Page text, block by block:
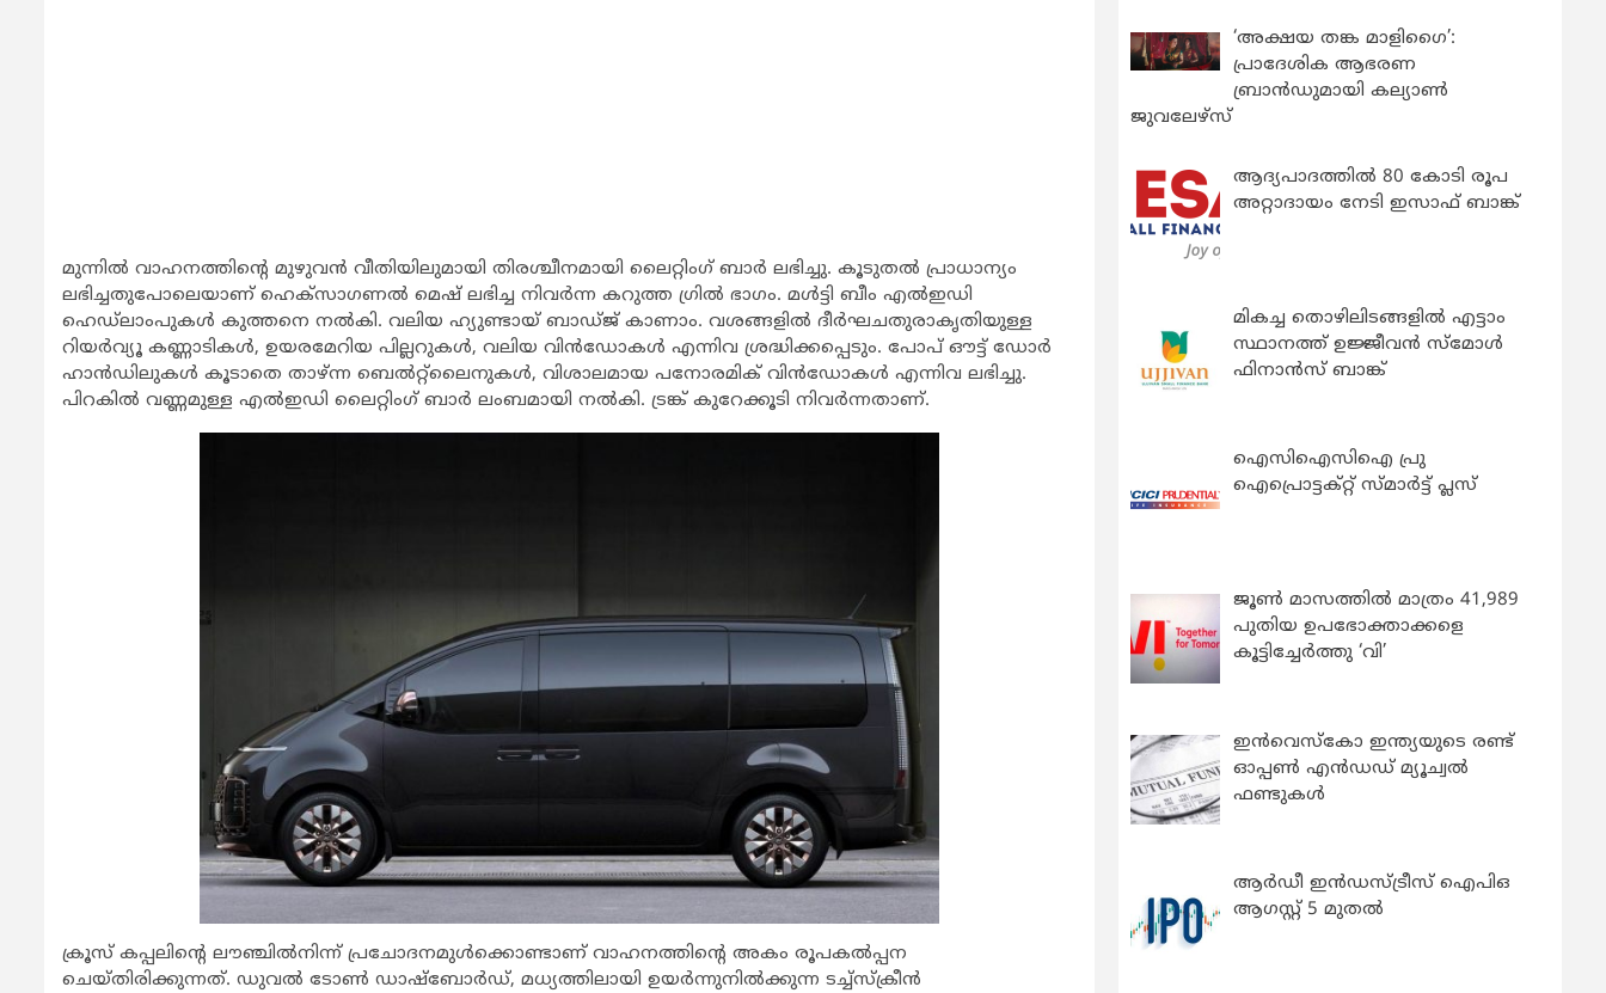
മുന്നില്‍ വാഹനത്തിന്റെ മുഴുവന്‍ വീതിയിലുമായി തിരശ്ചീനമായി ലൈറ്റിംഗ് ബാര്‍ ലഭിച്ചു. കൂടുതല്‍ പ്രാധാന്യം
ലഭിച്ചതുപോലെയാണ് ഹെക്‌സാഗണല്‍ മെഷ് ലഭിച്ച നിവര്‍ന്ന കറുത്ത ഗ്രില്‍ ഭാഗം. മള്‍ട്ടി ബീം എല്‍ഇഡി
ഹെഡ്‌ലാംപുകള്‍ കുത്തനെ നല്‍കി. വലിയ ഹ്യുണ്ടായ് ബാഡ്ജ് കാണാം. വശങ്ങളില്‍ ദീര്‍ഘചതുരാകൃതിയുള്ള
റിയര്‍വ്യൂ കണ്ണാടികള്‍, ഉയരമേറിയ പില്ലറുകള്‍, വലിയ വിന്‍ഡോകള്‍ എന്നിവ ശ്രദ്ധിക്കപ്പെടും. പോപ് ഔട്ട് ഡോര്‍
ഹാന്‍ഡിലുകള്‍ കൂടാതെ താഴ്ന്ന ബെല്‍റ്റ്‌ലൈനുകള്‍, വിശാലമായ പനോരമിക് വിന്‍ഡോകള്‍ എന്നിവ ലഭിച്ചു.
പിറകില്‍ വണ്ണമുള്ള എല്‍ഇഡി ലൈറ്റിംഗ് ബാര്‍ ലംബമായി നല്‍കി. ട്രങ്ക് കുറേക്കൂടി നിവര്‍ന്നതാണ്.
ക്രൂസ് കപ്പലിന്റെ ലൗഞ്ചില്‍നിന്ന് പ്രചോദനമുള്‍ക്കൊണ്ടാണ് വാഹനത്തിന്റെ അകം രൂപകല്‍പ്പന
ചെയ്തിരിക്കുന്നത്. ഡുവല്‍ ടോണ്‍ ഡാഷ്‌ബോര്‍ഡ്, മധ്യത്തിലായി ഉയര്‍ന്നുനില്‍ക്കുന്ന ടച്ച്‌സ്‌ക്രീന്‍
‘അക്ഷയ തങ്ക മാളിഗൈ’:
പ്രാദേശിക ആഭരണ
ബ്രാന്‍ഡുമായി കല്യാണ്‍
ജുവലേഴ്‌സ്
ആദ്യപാദത്തിൽ 80 കോടി രൂപ
അറ്റാദായം നേടി ഇസാഫ് ബാങ്ക്
മികച്ച തൊഴിലിടങ്ങളിൽ എട്ടാം
സ്ഥാനത്ത് ഉജ്ജീവൻ സ്മോൾ
ഫിനാൻസ് ബാങ്ക്
ഐസിഐസിഐ പ്രു
ഐപ്രൊട്ടക്റ്റ് സ്മാർട്ട് പ്ലസ്
ജൂൺ മാസത്തിൽ മാത്രം 41,989
പുതിയ ഉപഭോക്താക്കളെ
കൂട്ടിച്ചേർത്തു ‘വി’
ഇന്‍വെസ്കോ ഇന്ത്യയുടെ രണ്ട്
ഓപ്പണ്‍ എന്‍ഡഡ് മ്യൂച്വല്‍
ഫണ്ടുകള്‍
ആർഡീ ഇൻഡസ്ട്രീസ് ഐപിഒ
ആഗസ്റ്റ് 5 മുതൽ